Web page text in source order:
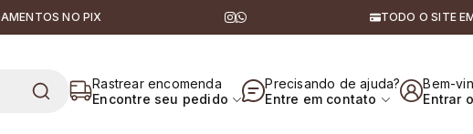
NO PIX TODO O SITE
Rastrear encomenda
Encontre seu pedido
Precisando de ajuda?
Entre em contato
Bem-
Entrar